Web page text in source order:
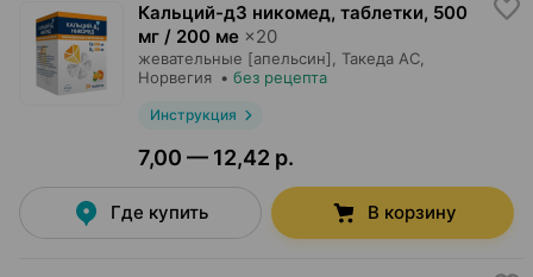
Кальций-д3 никомед, таблетки, 500
мг / 200 ме ×20
жевательные [апельсин], Такеда АС,
Норвегия • без рецепта
Инструкция
7,00 — 12,42 р.
Где купить В корзину